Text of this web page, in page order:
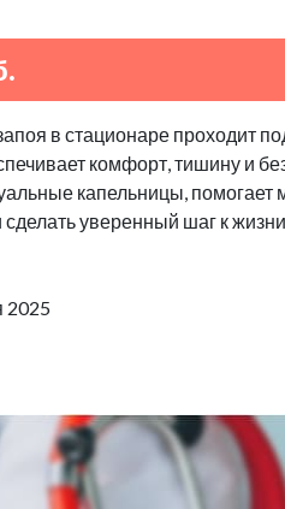
в стационаре проходит
комфорт, тишину и
капельницы, помогает
уверенный шаг к
2025